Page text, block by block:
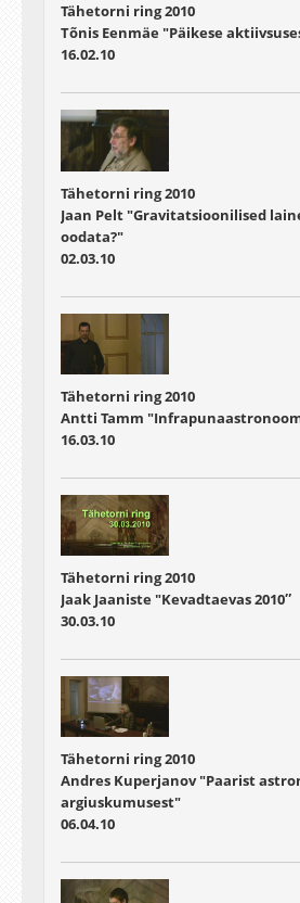
Tähetorni ring 2010
Tõnis Eenmäe "Päikese
16.02.10
Tähetorni ring 2010
Jaan Pelt "Gravitatsioonilised
oodata?"
02.03.10
Tähetorni ring 2010
Antti Tamm
16.03.10
Tähetorni ring 2010
Jaak Jaaniste "Kevadtaevas 2010″
30.03.10
Tähetorni ring 2010
Andres Kuperjanov "Paarist
argiuskumusest"
06.04.10